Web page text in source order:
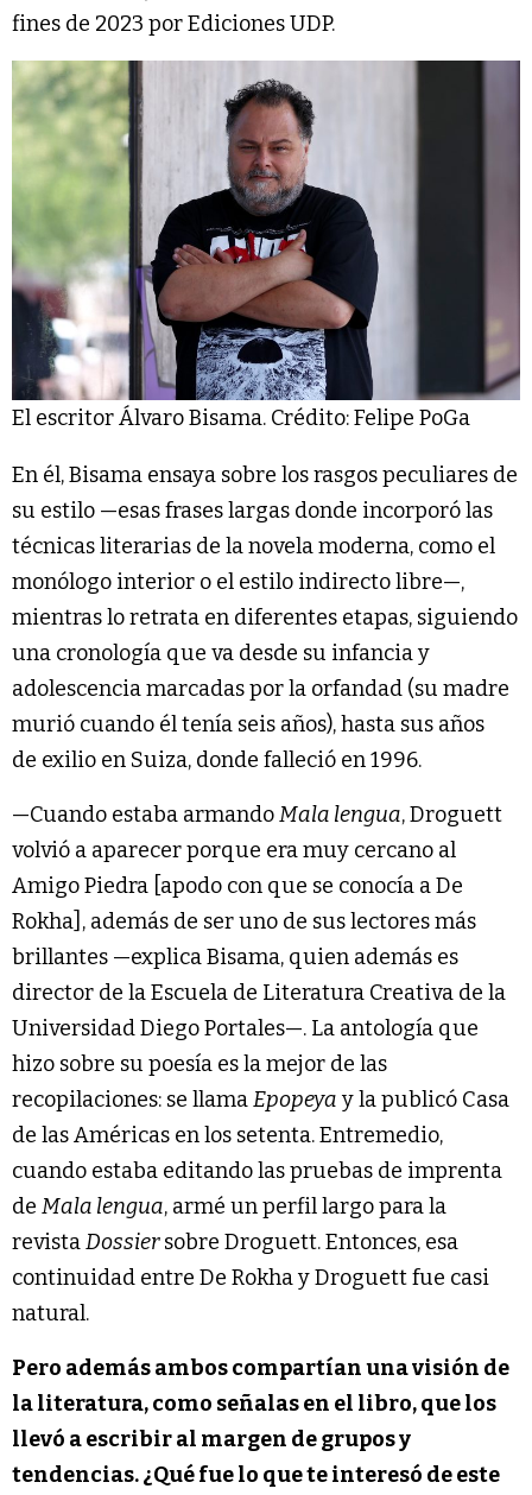
fines de 2023 por Ediciones UDP.
El escritor Álvaro Bisama. Crédito: Felipe PoGa
En él, Bisama ensaya sobre los rasgos peculiares de
su estilo —esas frases largas donde incorporó las
técnicas literarias de la novela moderna, como el
monólogo interior o el estilo indirecto libre—,
mientras lo retrata en diferentes etapas, siguiendo
una cronología que va desde su infancia y
adolescencia marcadas por la orfandad (su madre
murió cuando él tenía seis años), hasta sus años
de exilio en Suiza, donde falleció en 1996.
—Cuando estaba armandoMala lengua, Droguett
volvió a aparecer porque era muy cercano al
Amigo Piedra [apodo con que se conocía a De
Rokha], además de ser uno de sus lectores más
brillantes —explica Bisama, quien además es
director de la Escuela de Literatura Creativa de la
Universidad Diego Portales—. La antología que
hizo sobre su poesía es la mejor de las
recopilaciones: se llamaEpopeya y la publicó Casa
de las Américas en los setenta. Entremedio,
cuando estaba editando las pruebas de imprenta
de Mala lengua, armé un perfil largo para la
revistaDossiersobre Droguett. Entonces, esa
continuidad entre De Rokha y Droguett fue casi
natural.
Pero además ambos compartían una visión de
la literatura, como señalas en el libro, que los
llevó a escribir al margen de grupos y
tendencias. ¿Qué fue lo que te interesó de este